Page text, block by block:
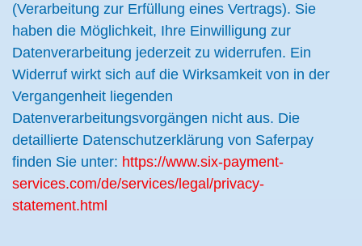
(Verarbeitung zur Erfüllung eines Vertrags). Sie
haben die Möglichkeit, Ihre Einwilligung zur
Datenverarbeitung jederzeit zu widerrufen. Ein
Widerruf wirkt sich auf die Wirksamkeit von in der
Vergangenheit liegenden
Datenverarbeitungsvorgängen nicht aus. Die
detaillierte Datenschutzerklärung von Saferpay
finden Sie unter: https://www.six-payment-
services.com/de/services/legal/privacy-
statement.html